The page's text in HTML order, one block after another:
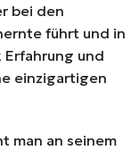
bei den
führt und in
und
einzigartigen
man an seinem